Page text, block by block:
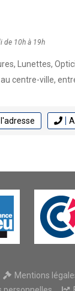
de 10h à 19h
Créateur Lunetier,
centre-ville,
Mentions